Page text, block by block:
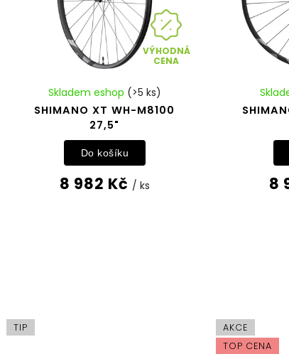
VÝHODNÁ
CENA
SHIMANO XT WH-M8100
27,5"
Skladem eshop (>5 ks)
8 982 Kč / ks
Do košíku
8
TIP
AKCE
TOP CENA